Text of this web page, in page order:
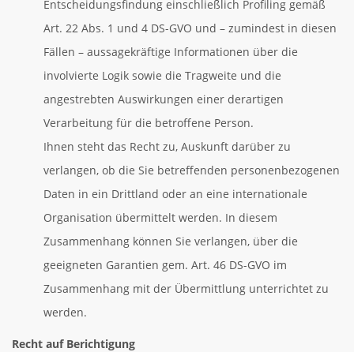
Entscheidungsfindung einschließlich Profiling gemäß
Art. 22 Abs. 1 und 4 DS-GVO und – zumindest in diesen
Fällen – aussagekräftige Informationen über die
involvierte Logik sowie die Tragweite und die
angestrebten Auswirkungen einer derartigen
Verarbeitung für die betroffene Person.
Ihnen steht das Recht zu, Auskunft darüber zu
verlangen, ob die Sie betreffenden personenbezogenen
Daten in ein Drittland oder an eine internationale
Organisation übermittelt werden. In diesem
Zusammenhang können Sie verlangen, über die
geeigneten Garantien gem. Art. 46 DS-GVO im
Zusammenhang mit der Übermittlung unterrichtet zu
werden.
Recht auf Berichtigung